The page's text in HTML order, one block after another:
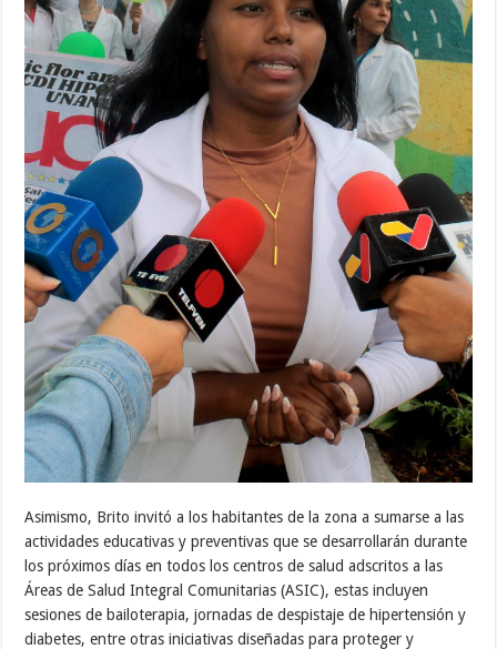
Asimismo, Brito invitó a los habitantes de la zona a sumarse a las
actividades educativas y preventivas que se desarrollarán durante
los próximos días en todos los centros de salud adscritos a las
Áreas de Salud Integral Comunitarias (ASIC), estas incluyen
sesiones de bailoterapia, jornadas de despistaje de hipertensión y
diabetes, entre otras iniciativas diseñadas para proteger y